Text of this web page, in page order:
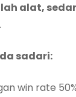
alat,
.
sadari:
win rate